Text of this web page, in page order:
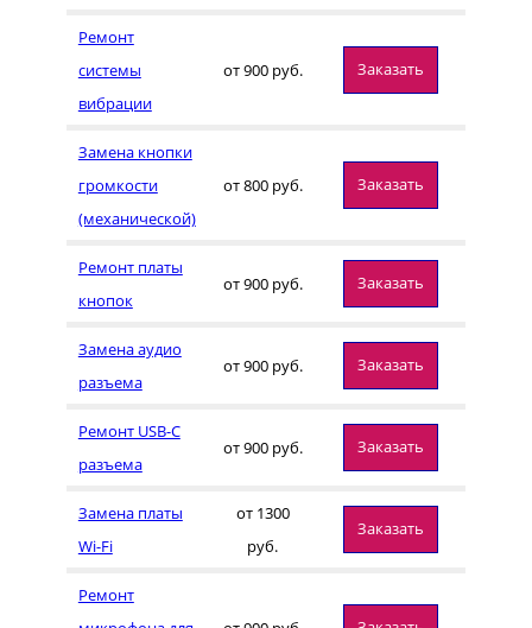
Ремонт
системы
вибрации
от 900 руб. Заказать
Замена кнопки
громкости
(механической)
от 800 руб. Заказать
Ремонт платы
кнопок
от 900 руб. Заказать
Замена аудио
разъема
от 900 руб. Заказать
Ремонт USB-C
разъема
от 900 руб. Заказать
Замена платы
Wi-Fi
от 1300
руб.
Заказать
Ремонт